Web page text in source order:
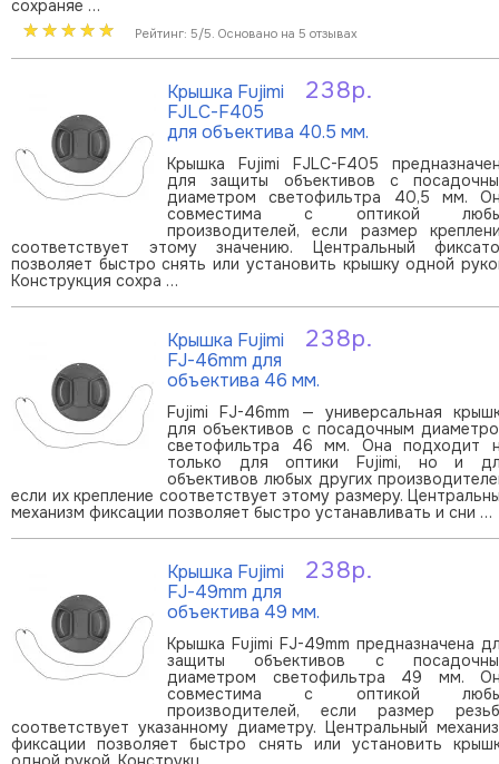
сохраняе …
Рейтинг: 5/5. Основано на 5 отзывах
238р.
Крышка Fujimi
FJLC-F405
для объектива 40.5 мм.
Крышка Fujimi FJLC-F405
для защиты объективов с
диаметром светофильтра 40,5 мм.
совместима с оптикой
производителей, если размер
соответствует этому значению. Центральный
позволяет быстро снять или установить крышку одной
Конструкция сохра …
238р.
Крышка Fujimi
FJ-46mm для
объектива 46 мм.
Fujimi FJ-46mm — универсальная
для объективов с посадочным
светофильтра 46 мм. Она подходит
только для оптики Fujimi, но и
объективов любых других
если их крепление соответствует этому размеру.
механизм фиксации позволяет быстро устанавливать и сни …
238р.
Крышка Fujimi
FJ-49mm для
объектива 49 мм.
Крышка Fujimi FJ-49mm предназначена
защиты объективов с
диаметром светофильтра 49 мм.
совместима с оптикой
производителей, если размер
соответствует указанному диаметру. Центральный
фиксации позволяет быстро снять или установить